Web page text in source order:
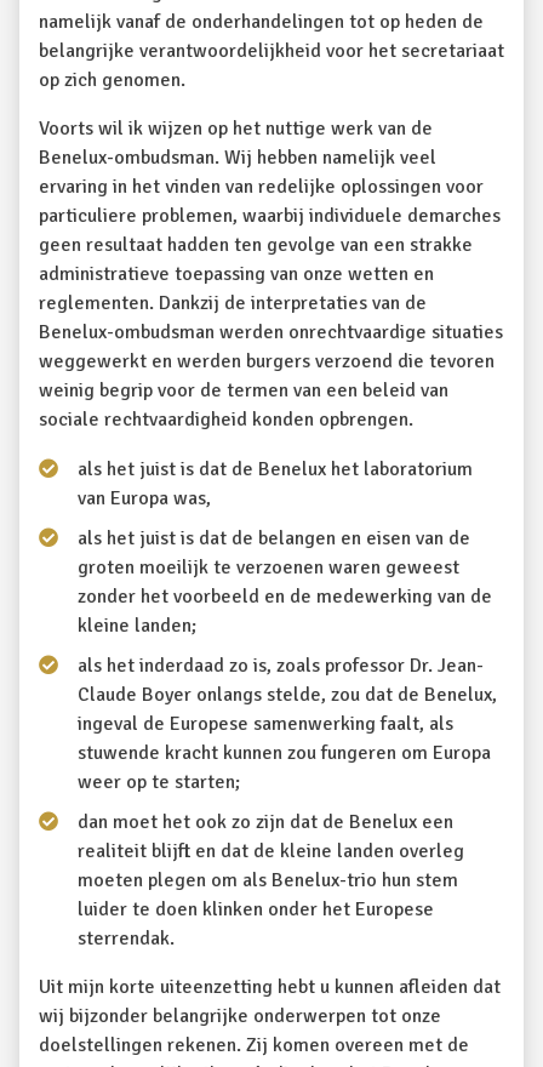
namelijk vanaf de onderhandelingen tot op heden de
belangrijke verantwoordelijkheid voor het secretariaat
op zich genomen.
Voorts wil ik wijzen op het nuttige werk van de
Benelux-ombudsman. Wij hebben namelijk veel
ervaring in het vinden van redelijke oplossingen voor
particuliere problemen, waarbij individuele demarches
geen resultaat hadden ten gevolge van een strakke
administratieve toepassing van onze wetten en
reglementen. Dankzij de interpretaties van de
Benelux-ombudsman werden onrechtvaardige situaties
weggewerkt en werden burgers verzoend die tevoren
weinig begrip voor de termen van een beleid van
sociale rechtvaardigheid konden opbrengen.
als het juist is dat de Benelux het laboratorium
van Europa was,
als het juist is dat de belangen en eisen van de
groten moeilijk te verzoenen waren geweest
zonder het voorbeeld en de medewerking van de
kleine landen;
als het inderdaad zo is, zoals professor Dr. Jean-
Claude Boyer onlangs stelde, zou dat de Benelux,
ingeval de Europese samenwerking faalt, als
stuwende kracht kunnen zou fungeren om Europa
weer op te starten;
dan moet het ook zo zijn dat de Benelux een
realiteit blijft en dat de kleine landen overleg
moeten plegen om als Benelux-trio hun stem
luider te doen klinken onder het Europese
sterrendak.
Uit mijn korte uiteenzetting hebt u kunnen afleiden dat
wij bijzonder belangrijke onderwerpen tot onze
doelstellingen rekenen. Zij komen overeen met de